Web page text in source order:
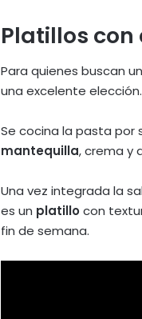
Platillos
Para quienes buscan
una excelente elección.
Se cocina la pasta por
mantequilla, crema y
Una vez integrada la
es un platillocon
fin de semana.